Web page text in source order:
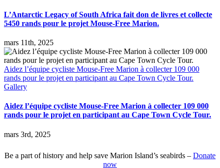
L’Antarctic Legacy of South Africa fait don de livres et collecte
5450 rands pour le projet Mouse-Free Marion.
mars 11th, 2025
Aidez l’équipe cycliste Mouse-Free Marion à collecter 109 000
rands pour le projet en participant au Cape Town Cycle Tour.
Gallery
Aidez l’équipe cycliste Mouse-Free Marion à collecter 109 000
rands pour le projet en participant au Cape Town Cycle Tour.
mars 3rd, 2025
Be a part of history and help save Marion Island’s seabirds – Donate
now